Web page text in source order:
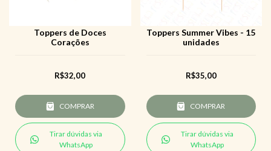
Toppers de Doces
Corações
R$32,00
COMPRAR
Tirar dúvidas via
WhatsApp
Toppers Summer Vibes - 15
unidades
R$35,00
COMPRAR
Tirar dúvidas via
WhatsApp